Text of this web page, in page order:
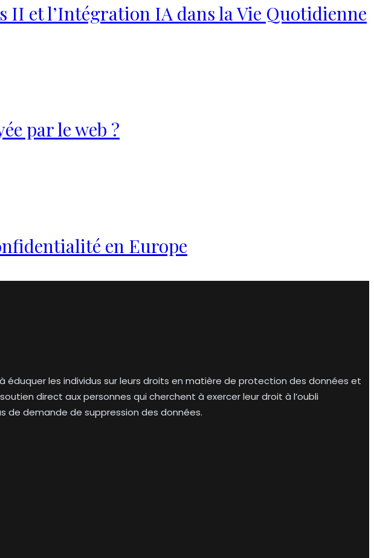
II et l’Intégration IA dans la Vie Quotidienne
par le web ?
en Europe
éduquer les individus sur leurs droits en matière de protection des données et
direct aux personnes qui cherchent à exercer leur droit à l’oubli
de demande de suppression des données.